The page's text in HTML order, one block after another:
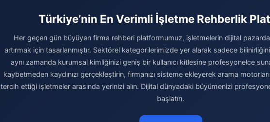
Türkiye’nin En Verimli İşletme Rehberlik
Her geçen gün büyüyen firma rehberi platformumuz, işletmelerin dijital
artırmak için tasarlanmıştır. Sektörel kategorilerimizde yer alarak sadece
aynı zamanda kurumsal kimliğinizi geniş bir kullanıcı kitlesine profesyonelce
kaybetmeden kaydınızı gerçekleştirin, firmanızı sisteme ekleyerek arama
tercih ettiği işletmeler arasında yerinizi alın. Dijital dünyadaki büyümenizi
başlatın.